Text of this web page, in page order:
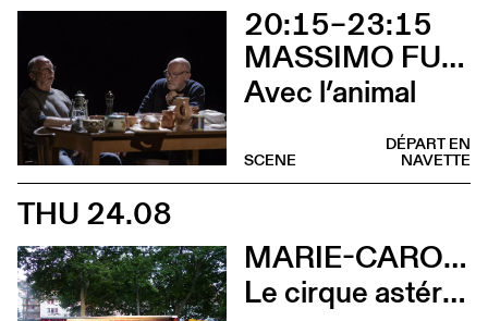
20:15–23:15
MASSIMO FURLAN ET CLAIRE DE RIBAUPIERRE
Avec l’animal
DÉPART EN
NAVETTE
SCENE
THU 24.08
MARIE-CAROLINE HOMINAL
Le cirque astéroïde